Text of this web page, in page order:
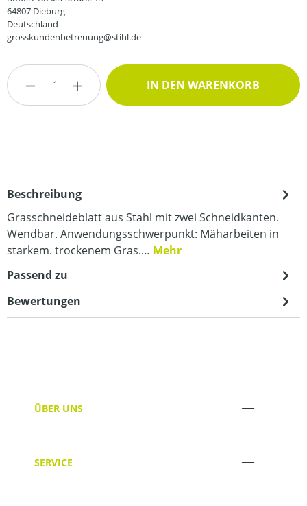
64807 Dieburg
Deutschland
grosskundenbetreuung@stihl.de
Produkt Anzahl: Gib den gewünschten
IN DEN WARENKORB
Beschreibung
Grasschneideblatt aus Stahl mit zwei Schneidkanten.
Wendbar. Anwendungsschwerpunkt: Mäharbeiten in
starkem. trockenem Gras.… Mehr
Passend zu
Bewertungen
ÜBER UNS
SERVICE